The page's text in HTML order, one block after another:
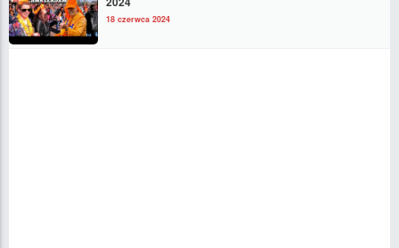
18 czerwca 2024